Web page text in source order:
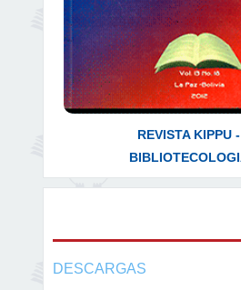
REVISTA KIPPU -
DESCARGAS